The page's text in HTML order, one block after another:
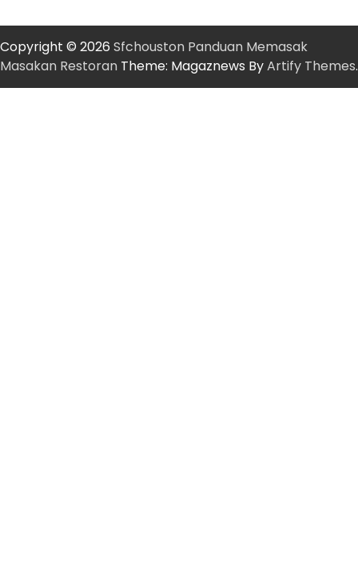
Copyright © 2026 Sfchouston Panduan Memasak
Masakan Restoran Theme: Magaznews ByArtify Themes.